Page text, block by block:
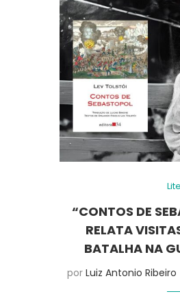
“CONTOS DE
RELATA
BATALHA NA
porLuiz Antonio Ribeiro